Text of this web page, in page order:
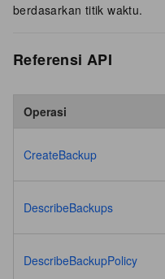
berdasarkan titik waktu.
Referensi API
Operasi
CreateBackup
DescribeBackups
DescribeBackupPolicy